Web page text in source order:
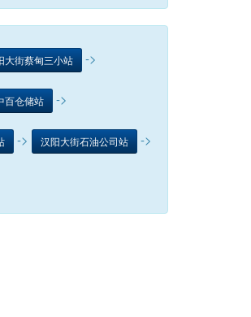
大街蔡甸三小站 ->
百仓储站 ->
-> 汉阳大街石油公司站 ->